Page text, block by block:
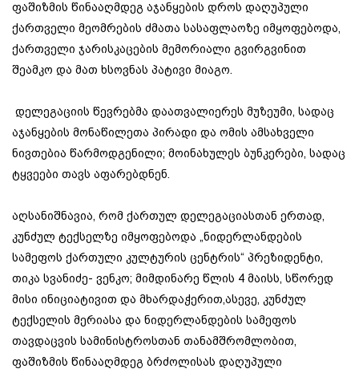
ფაშიზმის წინააღმდეგ აჯანყების დროს დაღუპული
ქართველი მეომრების ძმათა სასაფლაოზე იმყოფებოდა,
ქართველი ჯარისკაცების მემორიალი გვირგვინით
შეამკო და მათ ხსოვნას პატივი მიაგო.
დელეგაციის წევრებმა დაათვალიერეს მუზეუმი, სადაც
აჯანყების მონაწილეთა პირადი და ომის ამსახველი
ნივთებია წარმოდგენილი; მოინახულეს ბუნკერები, სადაც
ტყვეები თავს აფარებდნენ.
აღსანიშნავია, რომ ქართულ დელეგაციასთან ერთად,
კუნძულ ტექსელზე იმყოფებოდა „ნიდერლანდების
სამეფოს ქართული კულტურის ცენტრის“ პრეზიდენტი,
თიკა სვანიძე- ვენკო; მიმდინარე წლის 4 მაისს, სწორედ
მისი ინიციატივით და მხარდაჭერით,ასევე, კუნძულ
ტექსელის მერიასა და ნიდერლანდების სამეფოს
თავდაცვის სამინისტროსთან თანამშრომლობით,
ფაშიზმის წინააღმდეგ ბრძოლისას დაღუპული